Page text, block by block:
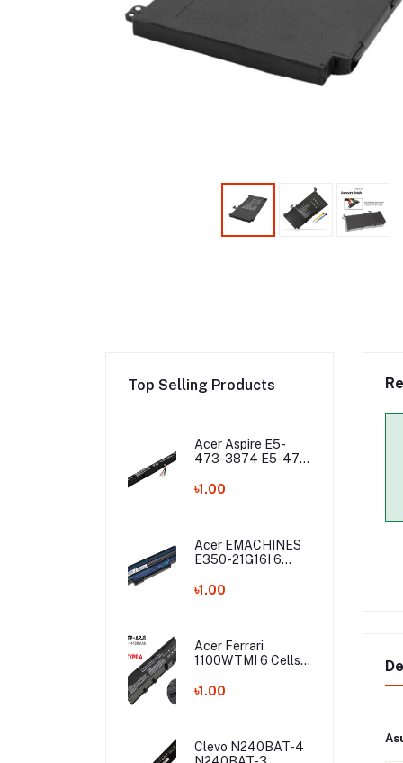
Top Selling Products
Acer Aspire E5-
473-3874 E5-475
E5-575G E5-575T
৳1.00
Acer EMACHINES
E350-21G16I 6
Battery
৳1.00
Acer Ferrari
1100WTMI 6 Cells
৳1.00
Clevo N240BAT-4